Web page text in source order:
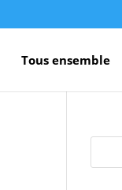
Tous ensemble